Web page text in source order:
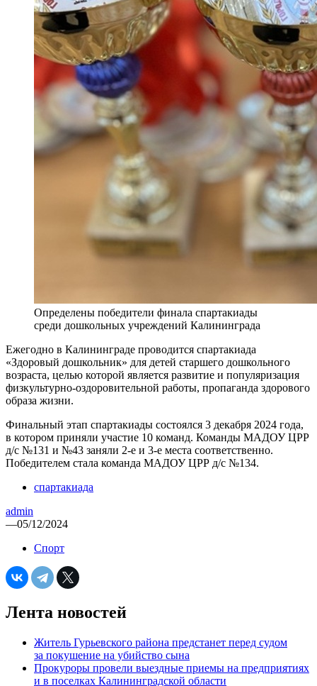
Определены победители финала спартакиады
среди дошкольных учреждений Калининграда
Ежегодно в Калининграде проводится спартакиада
«Здоровый дошкольник» для детей старшего дошкольного
возраста, целью которой является развитие и популяризация
физкультурно-оздоровительной работы, пропаганда здорового
образа жизни.
Финальный этап спартакиады состоялся 3 декабря 2024 года,
в котором приняли участие 10 команд. Команды МАДОУ ЦРР
д/с №131 и №43 заняли 2-е и 3-е места соответственно.
Победителем стала команда МАДОУ ЦРР д/с №134.
спартакиада
admin
—05/12/2024
Спорт
Лента новостей
Житель Гурьевского района предстанет перед судом
за покушение на убийство сына
Прокуроры провели выездные приемы на предприятиях
и в поселках Калининградской области